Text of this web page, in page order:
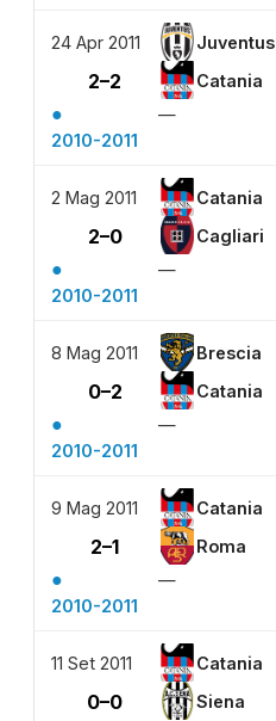
24 Apr 2011 Juventus
2–2 Catania
●
—
2010-2011
2 Mag 2011 Catania
2–0 Cagliari
●
—
2010-2011
8 Mag 2011 Brescia
0–2 Catania
●
—
2010-2011
9 Mag 2011 Catania
2–1 Roma
●
—
2010-2011
11 Set 2011 Catania
0–0 Siena